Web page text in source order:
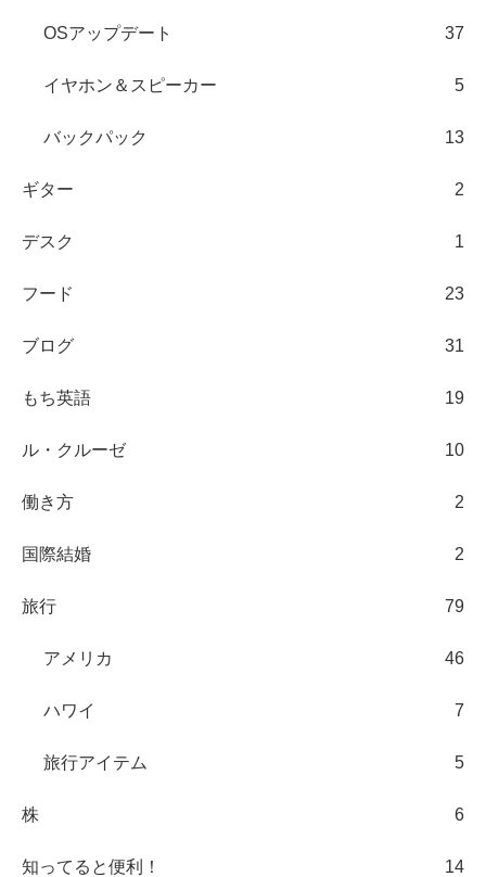
OSアップデート 37
イヤホン＆スピーカー 5
バックパック 13
ギター 2
デスク 1
フード 23
ブログ 31
もち英語 19
ル・クルーゼ 10
働き方 2
国際結婚 2
旅行 79
アメリカ 46
ハワイ 7
旅行アイテム 5
株 6
知ってると便利！ 14